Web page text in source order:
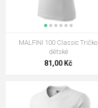
MALFINI
MALFINI
MALFINI 100 Classic Tričko
dětské
81,00 Kč